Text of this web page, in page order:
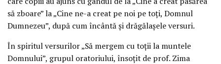
să zboare” la „Cine ne-a creat pe noi pe toți, Domnul
Dumnezeu”, după cum încântă și drăgălașele versuri.
În spiritul versurilor „Să mergem cu toții la muntele
Domnului”, grupul oratoriului, însoțit de prof. Zima